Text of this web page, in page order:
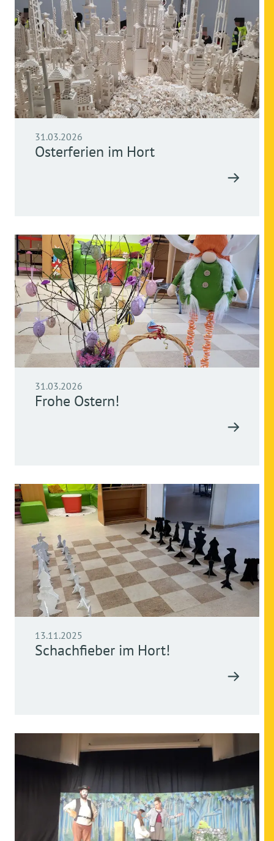
31.03.2026
Osterferien im Hort
31.03.2026
Frohe Ostern!
13.11.2025
Schachfieber im Hort!